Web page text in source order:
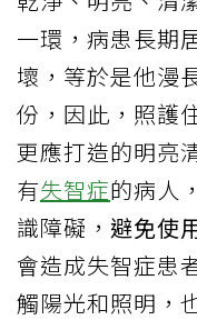
一環，病患長期
壞，等於是他漫
份，因此，照護
更應打造的明亮
有失智症的病人
識障礙， 避免使
會造成失智症患
觸陽光和照明，